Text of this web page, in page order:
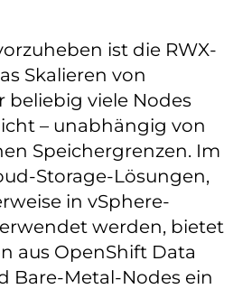
ist die RWX-
Skalieren von
beliebig viele Nodes
– unabhängig von
Speichergrenzen. Im
Storage-Lösungen,
in vSphere-
werden, bietet
aus OpenShift Data
Bare-Metal-Nodes ein